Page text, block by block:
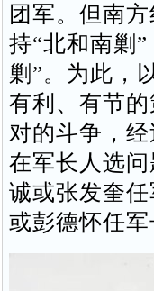
团军。但南
持“北和南剿
剿”。为此，
有利、有节
对的斗争，
在军长人选
诚或张发奎
或彭德怀任军